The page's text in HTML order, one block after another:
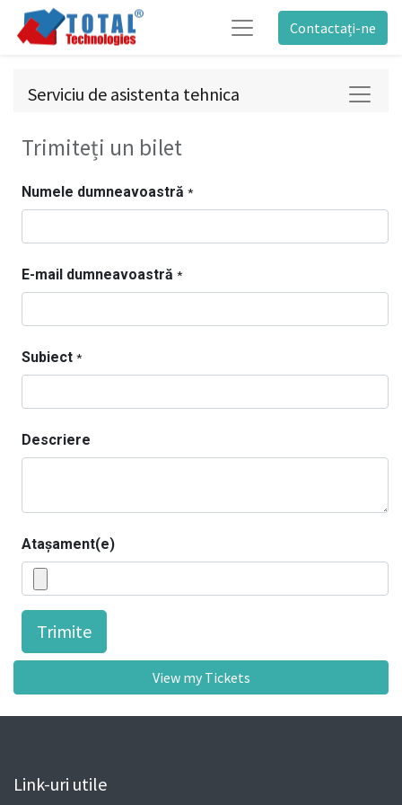
Contactați-ne
Serviciu de asistenta tehnica
Trimiteți un bilet
Numele dumneavoastră *
E-mail dumneavoastră *
Subiect *
Descriere
Atașament(e)
Trimite
View my Tickets
Link-uri utile